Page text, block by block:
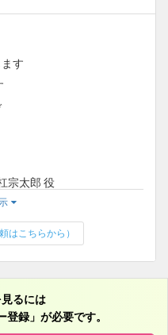
す
宗太郎 役
ー 影の回廊』……K 役
……K 役
はこちらから）
るには
登録」が必要です。